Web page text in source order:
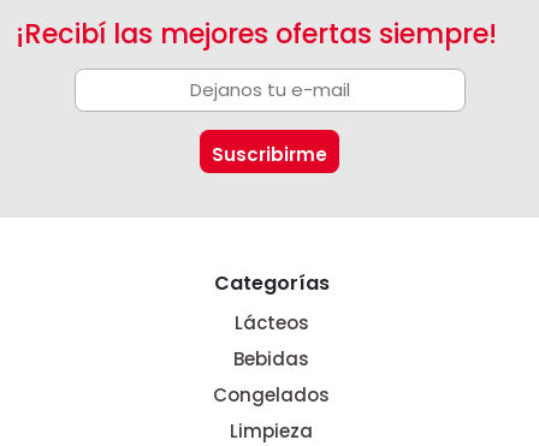
¡Recibí las mejores ofertas siempre!
Categorías
Lácteos
Bebidas
Congelados
Limpieza